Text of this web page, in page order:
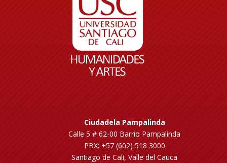
Ciudadela Pampalinda
Calle 5 # 62-00 Barrio Pampalinda
PBX: +57 (602) 518 3000
Santiago de Cali, Valle del Cauca